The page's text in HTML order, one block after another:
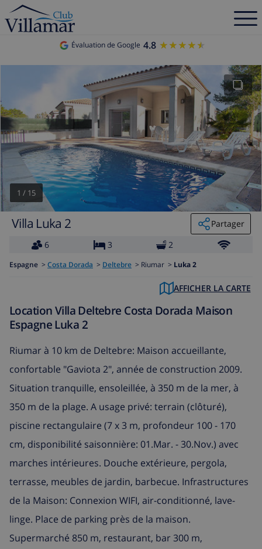
Évaluation de Google 4.8 ★★★★★
★★★★★
1 / 15
Villa Luka 2
Partager
6
3 2
Espagne > Costa Dorada > Deltebre > Riumar > Luka 2
AFFICHER LA CARTE
Location Villa Deltebre Costa Dorada Maison
Espagne Luka 2
Riumar à 10 km de Deltebre: Maison accueillante,
confortable "Gaviota 2", année de construction 2009.
Situation tranquille, ensoleillée, à 350 m de la mer, à
350 m de la plage. A usage privé: terrain (clôturé),
piscine rectangulaire (7 x 3 m, profondeur 100 - 170
cm, disponibilité saisonnière: 01.Mar. - 30.Nov.) avec
marches intérieures. Douche extérieure, pergola,
terrasse, meubles de jardin, barbecue. Infrastructures
de la Maison: Connexion WIFI, air-conditionné, lave-
linge. Place de parking près de la maison.
Supermarché 850 m, restaurant, bar 300 m,